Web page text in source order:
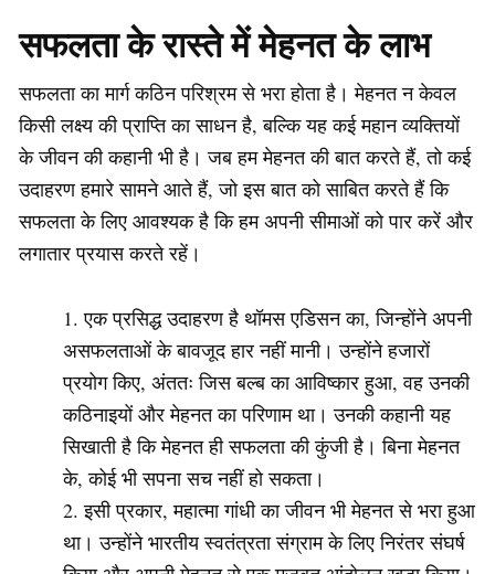
सफलता के रास्ते में मेहनत के लाभ
सफलता का मार्ग कठिन परिश्रम से भरा होता है। मेहनत न केवल
किसी लक्ष्य की प्राप्ति का साधन है, बल्कि यह कई महान व्यक्तियों
के जीवन की कहानी भी है। जब हम मेहनत की बात करते हैं, तो कई
उदाहरण हमारे सामने आते हैं, जो इस बात को साबित करते हैं कि
सफलता के लिए आवश्यक है कि हम अपनी सीमाओं को पार करें और
लगातार प्रयास करते रहें।
एक प्रसिद्ध उदाहरण है थॉमस एडिसन का, जिन्होंने अपनी
असफलताओं के बावजूद हार नहीं मानी। उन्होंने हजारों
प्रयोग किए, अंततः जिस बल्ब का आविष्कार हुआ, वह उनकी
कठिनाइयों और मेहनत का परिणाम था। उनकी कहानी यह
सिखाती है कि मेहनत ही सफलता की कुंजी है। बिना मेहनत
के, कोई भी सपना सच नहीं हो सकता।
इसी प्रकार, महात्मा गांधी का जीवन भी मेहनत से भरा हुआ
था। उन्होंने भारतीय स्वतंत्रता संग्राम के लिए निरंतर संघर्ष